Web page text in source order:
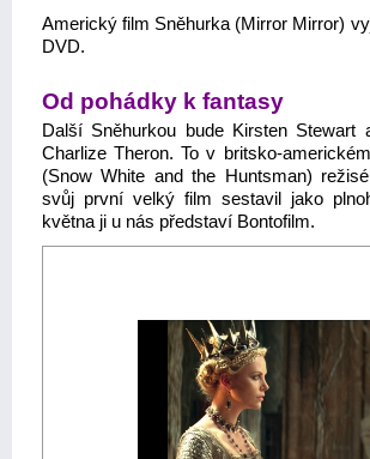
Americký film Sněhurka (Mirror Mirror)
DVD.
Od pohádky k fantasy
Další Sněhurkou bude Kirsten
Charlize Theron. To v britsko-
(Snow White and the Huntsman)
svůj první velký film sestavil jako
května ji u nás představí Bontofilm.